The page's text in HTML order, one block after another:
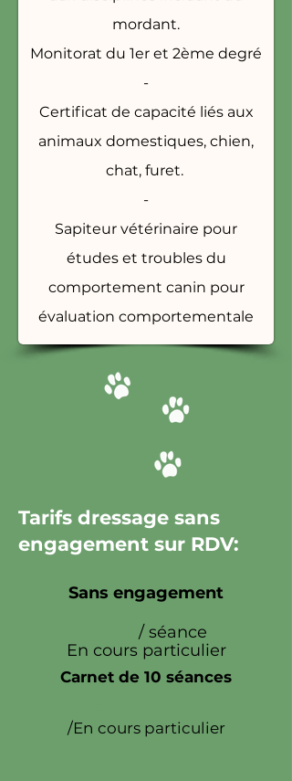
mordant.
Monitorat du 1er et 2ème degré
-
Certificat de capacité liés aux
animaux domestiques, chien,
chat, furet.
-
Sapiteur vétérinaire pour
études et troubles du
comportement canin pour
évaluation comportementale
Tarifs dressage sans
engagement sur RDV:
Sans engagement
/ séance
En cours particulier
Carnet de 10 séances
/En cours particulier